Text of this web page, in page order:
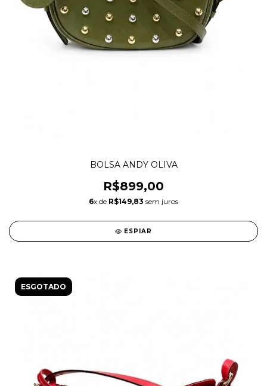
BOLSA ANDY OLIVA
R$899,00
6x de R$149,83 sem juros
ESPIAR
ESGOTADO